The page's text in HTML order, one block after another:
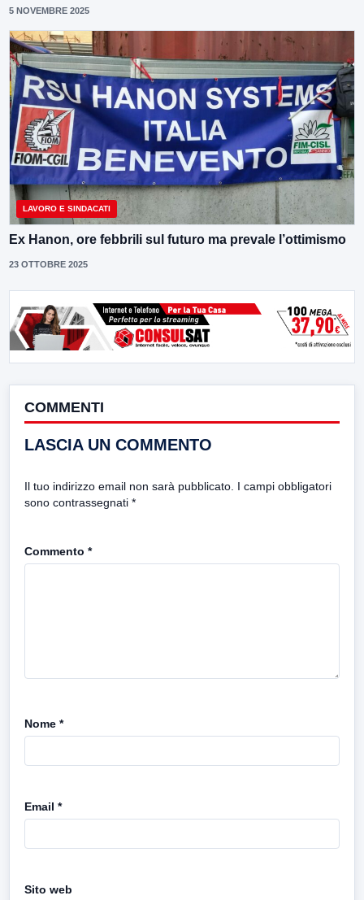
5 NOVEMBRE 2025
LAVORO E SINDACATI
Ex Hanon, ore febbrili sul futuro ma prevale l’ottimismo
23 OTTOBRE 2025
COMMENTI
LASCIA UN COMMENTO
Il tuo indirizzo email non sarà pubblicato. I campi obbligatori
sono contrassegnati *
Commento *
Nome *
Email *
Sito web